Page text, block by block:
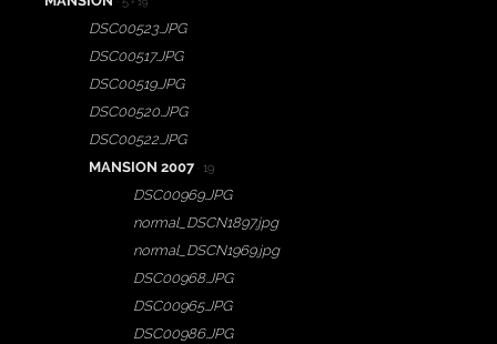
DSC00523.JPG
DSC00517.JPG
DSC00519.JPG
DSC00520.JPG
DSC00522.JPG
MANSION 2007
· 19
DSC00969.JPG
normal_DSCN1897.jpg
normal_DSCN1969.jpg
DSC00968.JPG
DSC00965.JPG
DSC00986.JPG